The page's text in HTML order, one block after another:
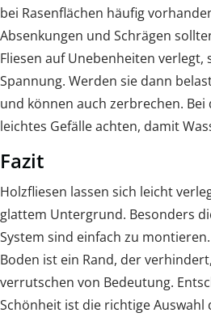
bei Rasenflächen häufig
Absenkungen und Schrägen
Fliesen auf Unebenheiten
Spannung. Werden sie dann
und können auch zerbrechen. Bei
leichtes Gefälle achten, damit
Fazit
Holzfliesen lassen sich leicht
glattem Untergrund. Besonders
System sind einfach zu
Boden ist ein Rand, der
verrutschen von Bedeutung.
Schönheit ist die richtige Auswahl